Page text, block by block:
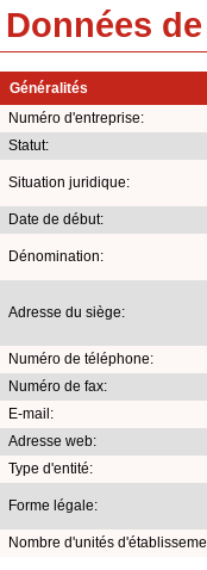
Données
Généralités
Numéro d'entreprise:
Statut:
Situation juridique:
Date de début:
Dénomination:
Adresse du siège:
Numéro de téléphone:
Numéro de fax:
E-mail:
Adresse web:
Type d'entité:
Forme légale:
Nombre d'unités